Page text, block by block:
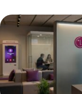
Verfügung steht,
kontextuelles
nützlicher zu
die Forscher des